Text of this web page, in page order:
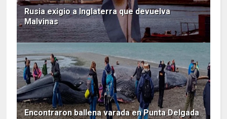
Rusia exigio a Inglaterra que devuelva
Malvinas
Encontraron ballena varada en Punta Delgada